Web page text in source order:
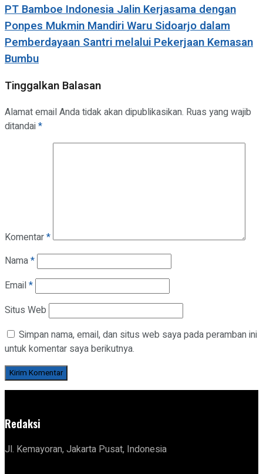
PT Bamboe Indonesia Jalin Kerjasama dengan
Ponpes Mukmin Mandiri Waru Sidoarjo dalam
Pemberdayaan Santri melalui Pekerjaan Kemasan
Bumbu
Tinggalkan Balasan
Alamat email Anda tidak akan dipublikasikan. Ruas yang wajib
ditandai*
Komentar*
Nama*
Email*
Situs Web
Simpan nama, email, dan situs web saya pada peramban ini
untuk komentar saya berikutnya.
Redaksi
Jl. Kemayoran, Jakarta Pusat, Indonesia